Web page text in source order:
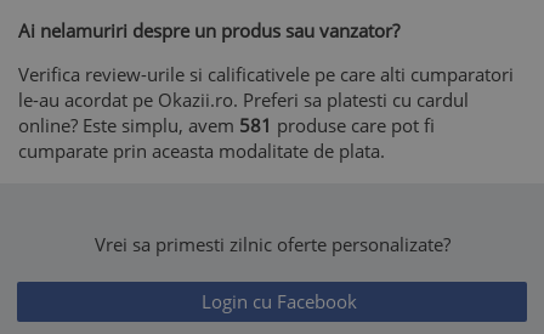
Ai nelamuriri despre un produs sau vanzator?
Verifica review-urile si calificativele pe care alti cumparatori
le-au acordat pe Okazii.ro. Preferi sa platesti cu cardul
online? Este simplu, avem 581 produse care pot fi
cumparate prin aceasta modalitate de plata.
Vrei sa primesti zilnic oferte personalizate?
Login cu Facebook